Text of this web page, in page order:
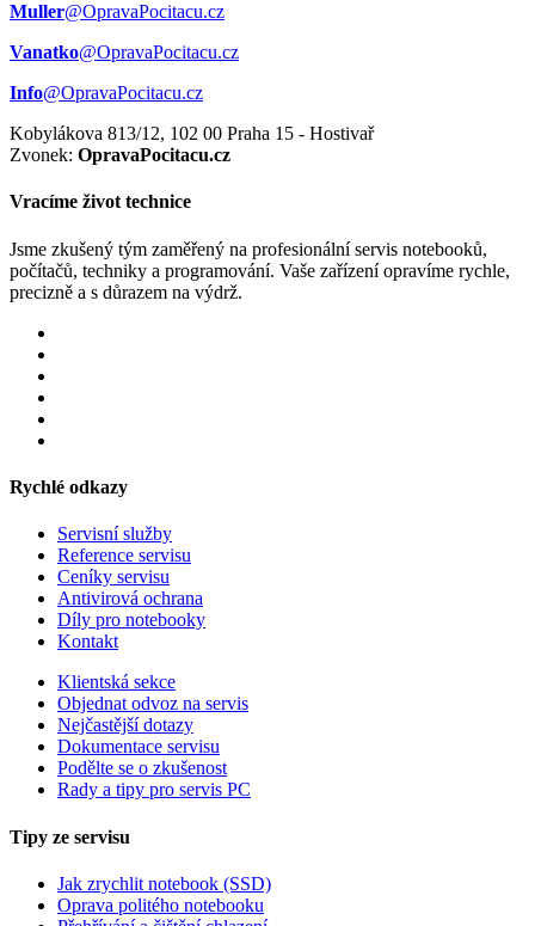
Muller@OpravaPocitacu.cz
Vanatko@OpravaPocitacu.cz
Info@OpravaPocitacu.cz
Kobylákova 813/12, 102 00 Praha 15 - Hostivař
Zvonek: OpravaPocitacu.cz
Vracíme život technice
Jsme zkušený tým zaměřený na profesionální servis notebooků,
počítačů, techniky a programování. Vaše zařízení opravíme rychle,
precizně a s důrazem na výdrž.
Rychlé odkazy
Servisní služby
Reference servisu
Ceníky servisu
Antivirová ochrana
Díly pro notebooky
Kontakt
Klientská sekce
Objednat odvoz na servis
Nejčastější dotazy
Dokumentace servisu
Podělte se o zkušenost
Rady a tipy pro servis PC
Tipy ze servisu
Jak zrychlit notebook (SSD)
Oprava politého notebooku